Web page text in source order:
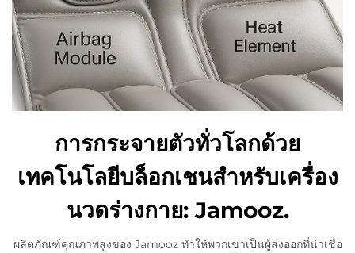
การกระจายตัวทั่วโลกด้วย
เทคโนโลยีบล็อกเชนสำหรับเครื่อง
นวดร่างกาย: Jamooz.
ผลิตภัณฑ์คุณภาพสูงของ Jamooz ทำให้พวกเขาเป็นผู้ส่งออกที่น่าเชื่อ